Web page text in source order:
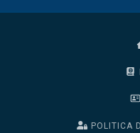
POLITICA